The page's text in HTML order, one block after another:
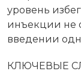
уровень
инъекции не
введении
КЛЮЧЕВЫЕ